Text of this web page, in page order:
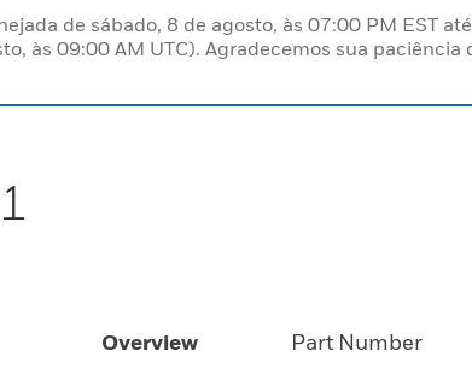
de sábado, 8 de agosto, às 07:00 PM EST
às 09:00 AM UTC). Agradecemos sua paciência
Overview Part Number